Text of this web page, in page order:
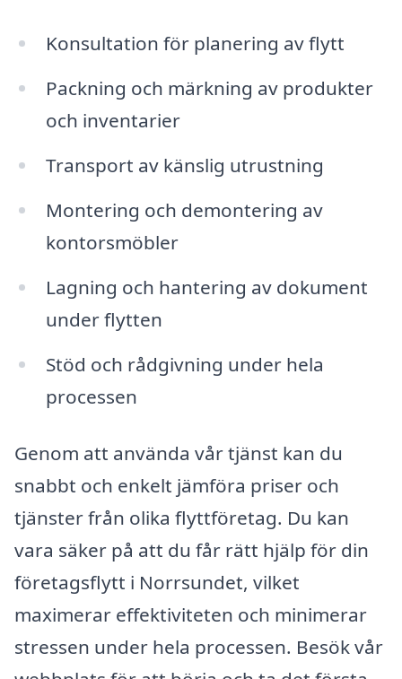
Konsultation för planering av flytt
Packning och märkning av produkter
och inventarier
Transport av känslig utrustning
Montering och demontering av
kontorsmöbler
Lagning och hantering av dokument
under flytten
Stöd och rådgivning under hela
processen
Genom att använda vår tjänst kan du
snabbt och enkelt jämföra priser och
tjänster från olika flyttföretag. Du kan
vara säker på att du får rätt hjälp för din
företagsflytt i Norrsundet, vilket
maximerar effektiviteten och minimerar
stressen under hela processen. Besök vår